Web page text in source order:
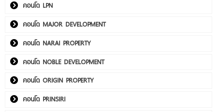
คอนโด LPN
คอนโด MAJOR DEVELOPMENT
คอนโด NARAI PROPERTY
คอนโด NOBLE DEVELOPMENT
คอนโด ORIGIN PROPERTY
คอนโด PRINSIRI